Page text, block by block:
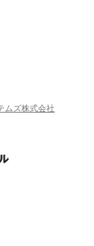
ムズ株式会社